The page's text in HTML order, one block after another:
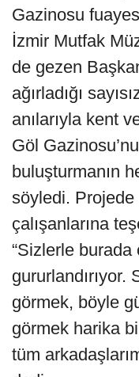
Gazinosu
İzmir Mutfak
de gezen
ağırladığı
anılarıyla kent
Göl
buluşturmanın
söyledi.
çalışanlarına
“Sizlerle
görmek, böyle
görmek harika
tüm